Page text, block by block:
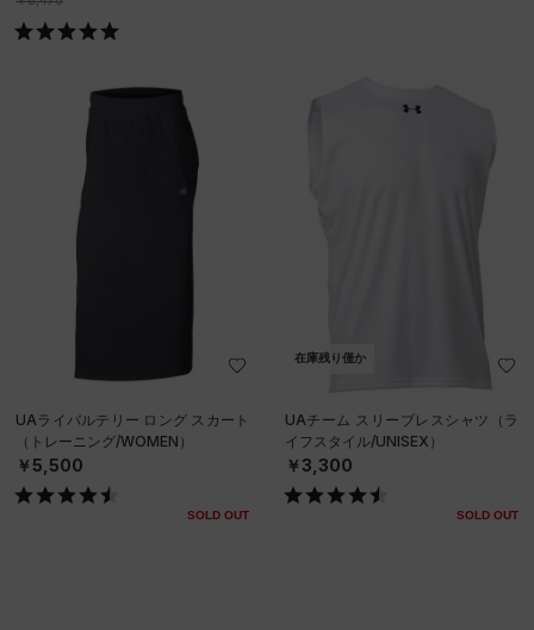
UAライバルテリー ロング スカート
（トレーニング/WOMEN）
￥5,500
SOLD OUT
在庫残り僅か
UAチーム スリーブレスシャツ（ラ
イフスタイル/UNISEX）
￥3,300
SOLD OUT